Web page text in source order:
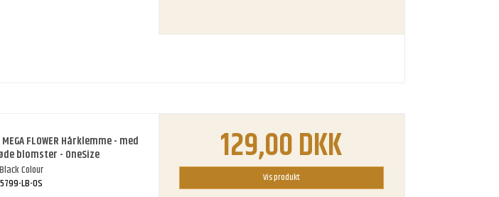
FLOWER Hårklemme - med
blomster - OneSize
Black Colour
5799-LB-OS
129,00 DKK
Vis produkt